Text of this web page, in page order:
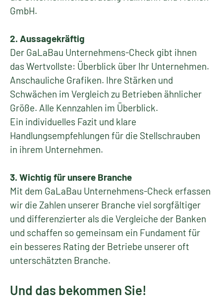
GmbH.
2. Aussagekräftig
Der GaLaBau Unternehmens-Check gibt ihnen
das Wertvollste: Überblick über Ihr Unternehmen.
Anschauliche Grafiken. Ihre Stärken und
Schwächen im Vergleich zu Betrieben ähnlicher
Größe. Alle Kennzahlen im Überblick.
Ein individuelles Fazit und klare
Handlungsempfehlungen für die Stellschrauben
in ihrem Unternehmen.
3. Wichtig für unsere Branche
Mit dem GaLaBau Unternehmens-Check erfassen
wir die Zahlen unserer Branche viel sorgfältiger
und differenzierter als die Vergleiche der Banken
und schaffen so gemeinsam ein Fundament für
ein besseres Rating der Betriebe unserer oft
unterschätzten Branche.
Und das bekommen Sie!